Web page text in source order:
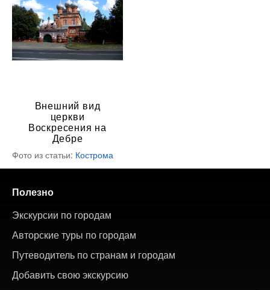
Внешний вид
церкви
Воскресения на
Дебре
Фото из статьи: Кострома
Полезно
Экскурсии по городам
Авторские туры по городам
Путеводитель по странам и городам
Добавить свою экскурсию